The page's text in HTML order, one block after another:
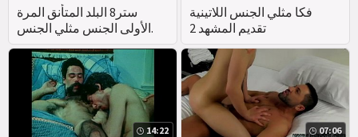
ستر8 البلد المتأنق المرة
الأولى الجنس مثلي الجنس.
فكا مثلي الجنس اللاتينية
تقديم المشهد 2
14:22 07:06